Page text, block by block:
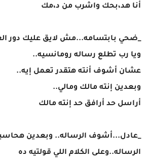
أنا هد،بحك واشرب من د،مك
_ضحي بابتسامه...مش لايق عليك دور
ويا رب تطلع رساله رومانسيه..
عشان أشوف أنته هتقدر تعمل إيه..
وبعدين إنته مالك ومالي..
أراسل حد أرافق حد إنته مالك
_عادل...أشوف الرساله.. وبعدين
الرساله..وعلى الكلام اللي قولتيه ده